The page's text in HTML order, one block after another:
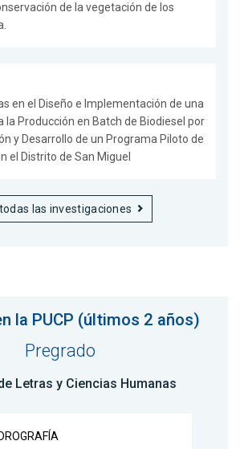
de la vegetación de los
en el Diseño e Implementación de una
la Producción en Batch de Biodiesel por
y Desarrollo de un Programa Piloto de
el Distrito de San Miguel
las investigaciones
la PUCP (últimos 2 años)
Pregrado
Letras y Ciencias Humanas